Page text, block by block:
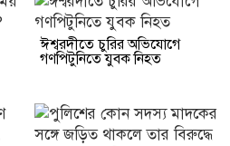
ঈশ্বরদীতে চুরির অভিযোগে
গণপিটুনিতে যুবক নিহত